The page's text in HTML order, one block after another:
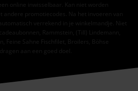
online inwisselbaar. Kan niet worden
andere promotiecodes. Na het invoeren van
verrekend in je winkelmandje. Niet
Rammstein, (Till) Lindemann,
Feine Sahne Fischfilet, Broilers, Böhse
aan een goed doel.